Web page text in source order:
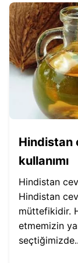
Hindistan
kullanımı
Hindistan
Hindistan
müttefikidir.
etmemizin